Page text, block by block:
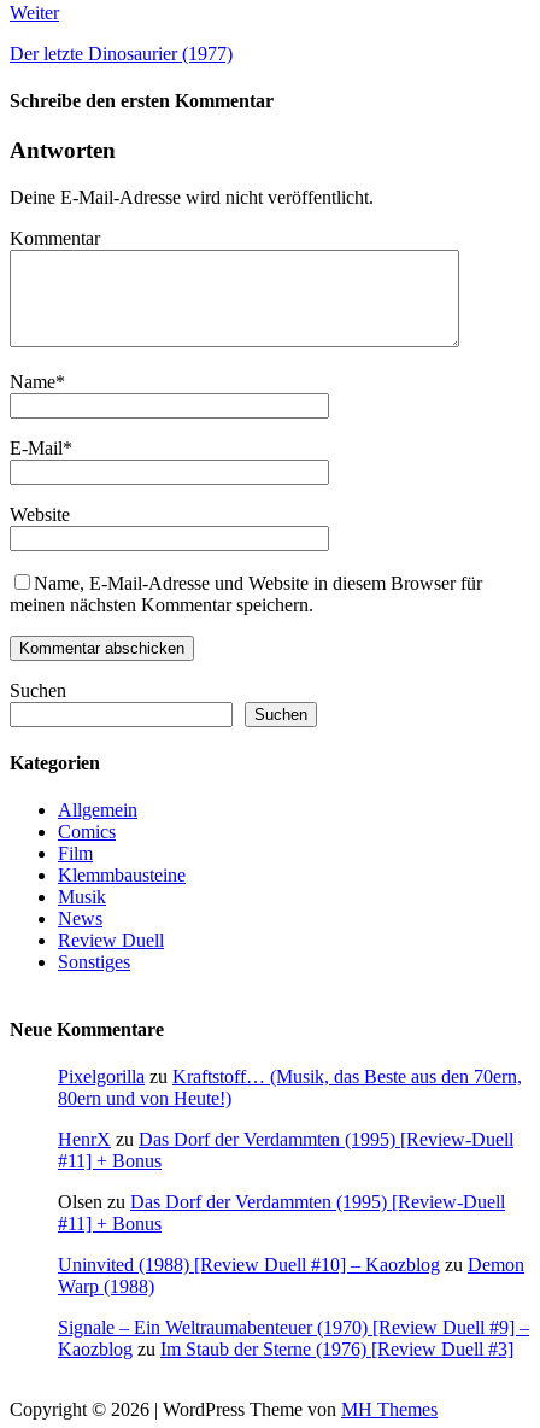
Weiter
Der letzte Dinosaurier (1977)
Schreibe den ersten Kommentar
Antworten
Deine E-Mail-Adresse wird nicht veröffentlicht.
Kommentar
Name*
E-Mail*
Website
Name, E-Mail-Adresse und Website in diesem Browser für
meinen nächsten Kommentar speichern.
Suchen
Suchen
Kategorien
Allgemein
Comics
Film
Klemmbausteine
Musik
News
Review Duell
Sonstiges
Neue Kommentare
Pixelgorilla zu Kraftstoff… (Musik, das Beste aus den 70ern,
80ern und von Heute!)
HenrX zu Das Dorf der Verdammten (1995) [Review-Duell
#11] + Bonus
Olsen zu Das Dorf der Verdammten (1995) [Review-Duell
#11] + Bonus
Uninvited (1988) [Review Duell #10] – Kaozblog zu Demon
Warp (1988)
Signale – Ein Weltraumabenteuer (1970) [Review Duell #9] –
Kaozblog zu Im Staub der Sterne (1976) [Review Duell #3]
Copyright © 2026 | WordPress Theme von MH Themes